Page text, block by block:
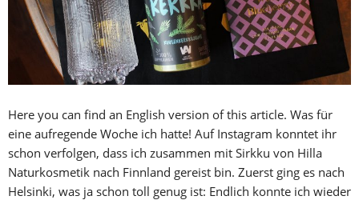
Here you can find an English version of this article. Was für
eine aufregende Woche ich hatte! Auf Instagram konntet ihr
schon verfolgen, dass ich zusammen mit Sirkku von Hilla
Naturkosmetik nach Finnland gereist bin. Zuerst ging es nach
Helsinki, was ja schon toll genug ist: Endlich konnte ich wieder